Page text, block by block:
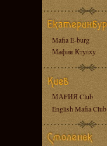
Mafia E-burg
Мафия Ктулху
МАFИЯ Club
English Mafia Club